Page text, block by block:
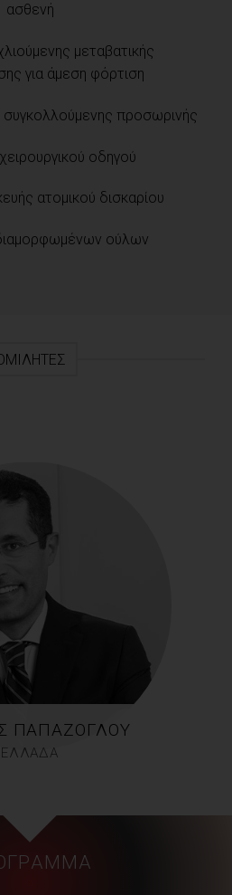
ασθενή
μεταβατικής
για άμεση φόρτιση
συγκολλούμενης προσωρινής
οδηγού
ατομικού δισκαρίου
ούλων
ΠΑΠΆΖΟΓΛΟΥ
ΕΛΛΑΔΑ